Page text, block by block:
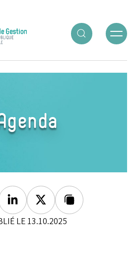
SÉANCE NOVEMBRE
LinkedinTwitterLien copié
LE 13.10.2025